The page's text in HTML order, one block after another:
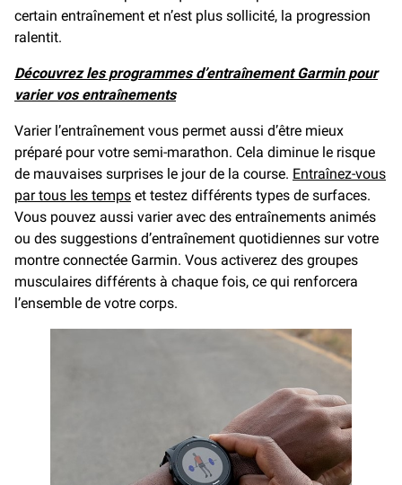
certain entraînement et n’est plus sollicité, la progression
ralentit.
Découvrez les programmes d’entraînement Garmin pour
varier vos entraînements
Varier l’entraînement vous permet aussi d’être mieux
préparé pour votre semi-marathon. Cela diminue le risque
de mauvaises surprises le jour de la course. Entraînez-vous
par tous les temps et testez différents types de surfaces.
Vous pouvez aussi varier avec des entraînements animés
ou des suggestions d’entraînement quotidiennes sur votre
montre connectée Garmin. Vous activerez des groupes
musculaires différents à chaque fois, ce qui renforcera
l’ensemble de votre corps.